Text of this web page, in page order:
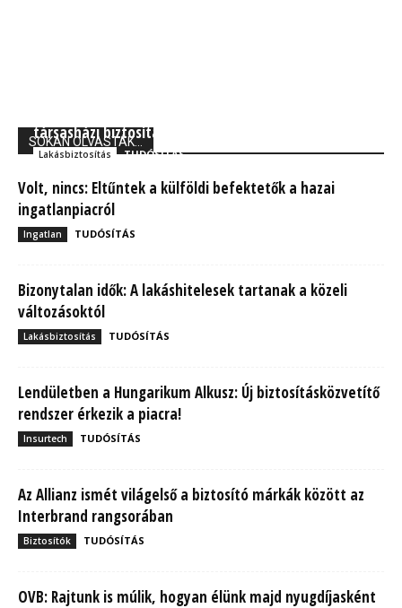
SOKAN OLVASTÁK...
társasházi biztosítás fontosságára
Lakásbiztosítás TUDÓSÍTÁS
Volt, nincs: Eltűntek a külföldi befektetők a hazai
ingatlanpiacról
Ingatlan TUDÓSÍTÁS
Bizonytalan idők: A lakáshitelesek tartanak a közeli
változásoktól
Lakásbiztosítás TUDÓSÍTÁS
Lendületben a Hungarikum Alkusz: Új biztosításközvetítő
rendszer érkezik a piacra!
Insurtech TUDÓSÍTÁS
Az Allianz ismét világelső a biztosító márkák között az
Interbrand rangsorában
Biztosítók TUDÓSÍTÁS
OVB: Rajtunk is múlik, hogyan élünk majd nyugdíjasként